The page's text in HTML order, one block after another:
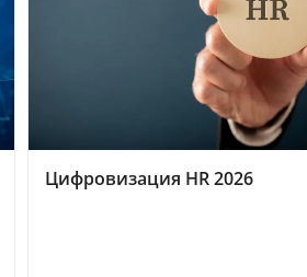
Цифровизация HR 2026